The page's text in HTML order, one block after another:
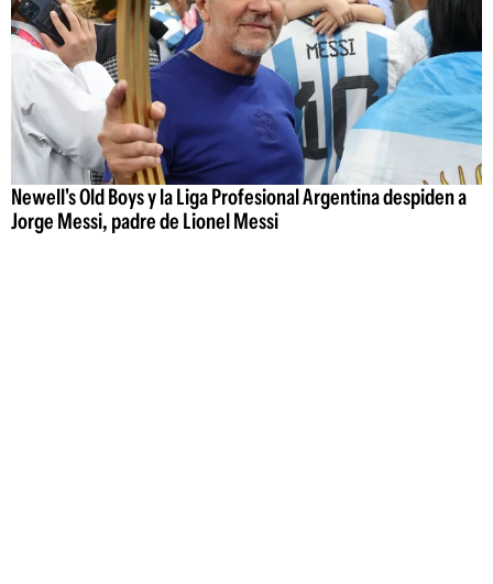
Newell's Old Boys y la Liga Profesional Argentina despiden a
Jorge Messi, padre de Lionel Messi